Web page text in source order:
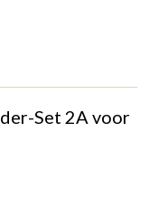
Set 2A voor